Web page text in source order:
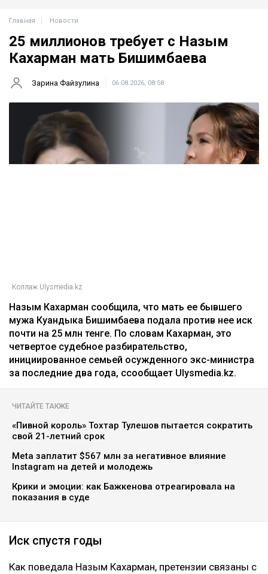
Главная Новости
25 миллионов требует с Назым
Кахарман мать Бишимбаева
Зарина Файзулина 06.08.2026, 08:58
Коллаж Ulysmedia.kz
Назым Кахарман сообщила, что мать ее бывшего
мужа Куандыка Бишимбаева подала против нее иск
почти на 25 млн тенге. По словам Кахарман, это
четвертое судебное разбирательство,
инициированное семьей осужденного экс-министра
за последние два года, ссообщает Ulysmedia.kz.
ЧИТАЙТЕ ТАКЖЕ
«Пивной король» Тохтар Тулешов пытается сократить
свой 21-летний срок
Meta заплатит $567 млн за негативное влияние
Instagram на детей и молодежь
Крики и эмоции: как Бажкенова отреагировала на
показания в суде
Иск спустя годы
Как поведала Назым Кахарман, претензии связаны с